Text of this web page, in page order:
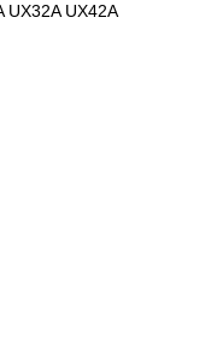
UX32A UX42A